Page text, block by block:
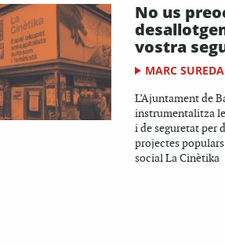
No us
vostra
MARC
L’Ajuntament de
instrumentalitza
i de seguretat per
projectes
social La Cinètika